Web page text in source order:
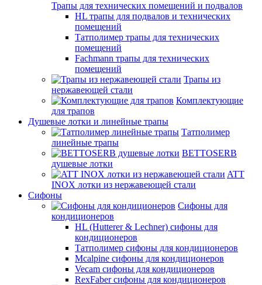
Трапы для технических помещений и подвалов
HL трапы для подвалов и технических
помещений
Татполимер трапы для технических
помещений
Fachmann трапы для технических
помещений
Трапы из
нержавеющей стали
Комплектующие
для трапов
Душевые лотки и линейные трапы
Татполимер
линейные трапы
BETTOSERB
душевые лотки
ATT
INOX лотки из нержавеющей стали
Сифоны
Сифоны для
кондиционеров
HL (Hutterer & Lechner) сифоны для
кондиционеров
Татполимер сифоны для кондиционеров
Mcalpine сифоны для кондиционеров
Vecam сифоны для кондиционеров
RexFaber сифоны для кондиционеров